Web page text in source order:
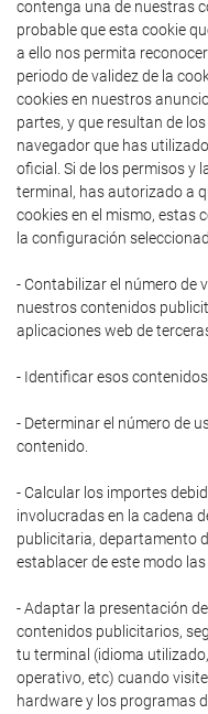
contenga una de nuestras
probable que esta cookie
a ello nos permita
periodo de validez de la
cookies en nuestros
partes, y que resultan de
navegador que has
oficial. Si de los permisos y
terminal, has autorizado a
cookies en el mismo, estas
la configuración
- Contabilizar el número de
nuestros contenidos
aplicaciones web de
- Identificar esos
- Determinar el número de
contenido.
- Calcular los importes
involucradas en la cadena
publicitaria, departamento
establacer de este modo
- Adaptar la presentación
contenidos publicitarios,
tu terminal (idioma
operativo, etc) cuando
hardware y los programas